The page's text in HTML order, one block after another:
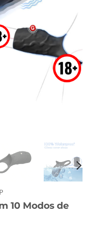
10 Modos de